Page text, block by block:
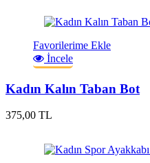
Favorilerime Ekle
İncele
Kadın Kalın Taban Bot
375,00 TL